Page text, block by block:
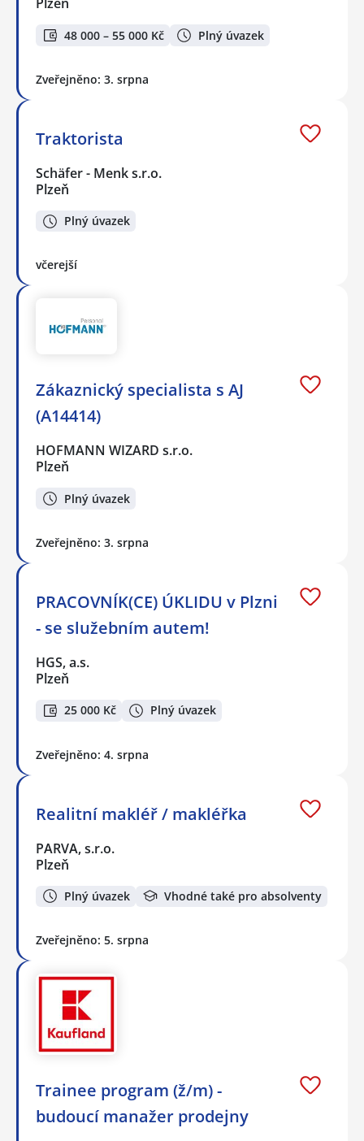
48 000 – 55 000 Kč Plný úvazek
Zveřejněno: 3. srpna
Traktorista
Schäfer - Menk s.r.o.
Plzeň
Plný úvazek
včerejší
Zákaznický specialista s AJ
(A14414)
HOFMANN WIZARD s.r.o.
Plzeň
Plný úvazek
Zveřejněno: 3. srpna
PRACOVNÍK(CE) ÚKLIDU v Plzni
- se služebním autem!
HGS, a.s.
Plzeň
25 000 Kč Plný úvazek
Zveřejněno: 4. srpna
Realitní makléř / makléřka
PARVA, s.r.o.
Plzeň
Plný úvazek Vhodné také pro absolventy
Zveřejněno: 5. srpna
Trainee program (ž/m) -
budoucí manažer prodejny